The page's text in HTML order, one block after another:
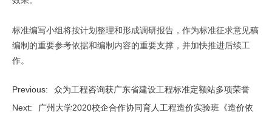
标准编写小组将按计划整理和形成调研报告，作为标准征求意见稿
编制的重要参考依据和编制内容的重要支撑，并加快推进后续工
作。
Previous:
众为工程咨询获广东省建设工程标准定额站多项荣誉
Next:
广州大学2020校企合作协同育人工程造价实验班《造价依